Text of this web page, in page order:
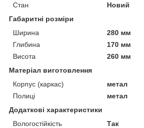
Стан
Новий
Габаритні розміри
Ширина
280 мм
Глибина
170 мм
Висота
260 мм
Матеріал виготовлення
Корпус (каркас)
метал
Полиці
метал
Додаткові характеристики
Вологостійкість
Так